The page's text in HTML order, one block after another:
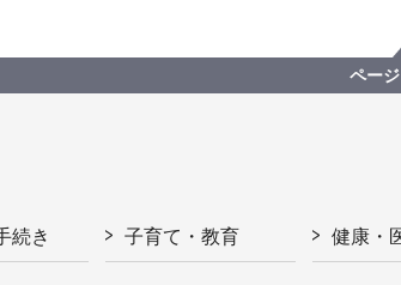
ペー
続き 子育て・教育 健康・